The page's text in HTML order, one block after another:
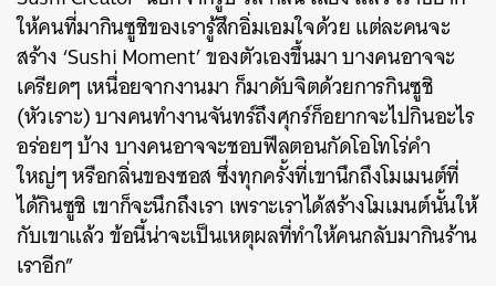
ให้คนที่มากินซูชิของเรารู้สึกอิ่มเอมใจด้วย แต่ละคนจะ
สร้าง ‘Sushi Moment’ ของตัวเองขึ้นมา บางคนอาจจะ
เครียดๆ เหนื่อยจากงานมา ก็มาดับจิตด้วยการกินซูชิ
(หัวเราะ) บางคนทำงานจันทร์ถึงศุกร์ก็อยากจะไปกินอะไร
อร่อยๆ บ้าง บางคนอาจจะชอบฟีลตอนกัดโอโทโร่คำ
ใหญ่ๆ หรือกลิ่นของซอส ซึ่งทุกครั้งที่เขานึกถึงโมเมนต์ที่
ได้กินซูชิ เขาก็จะนึกถึงเรา เพราะเราได้สร้างโมเมนต์นั้นให้
กับเขาแล้ว ข้อนี้น่าจะเป็นเหตุผลที่ทำให้คนกลับมากินร้าน
เราอีก”